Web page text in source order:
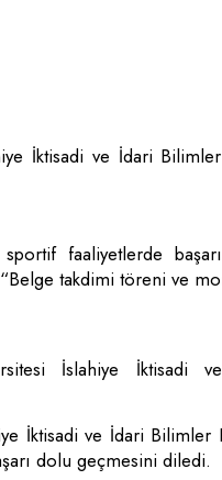
İktisadi ve İdari
faaliyetlerde
takdimi töreni ve
İslahiye İktisadi
İktisadi ve İdari Bilimler
dolu geçmesini diledi.